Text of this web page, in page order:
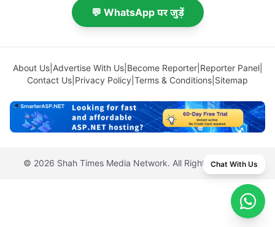
💬 WhatsApp पर जुड़ें
About Us| Advertise With Us| Become Reporter| Reporter Panel|
Contact Us Privacy Policy Terms & Conditions Sitemap
© 2026 Shah Times Media Network. All Rights Reserved.
Chat With Us